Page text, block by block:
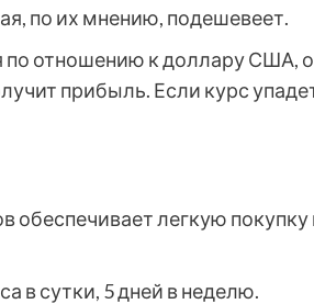
по их мнению, подешевеет.
по отношению к доллару США,
прибыль. Если курс
обеспечивает легкую покупку
в сутки, 5 дней в неделю.